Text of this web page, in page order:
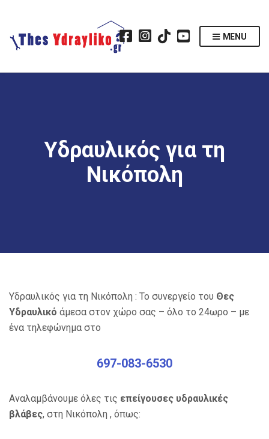
MENU
Υδραυλικός για τη
Νικόπολη
Υδραυλικός για τη Νικόπολη : Το συνεργείο του Θες
Υδραυλικό άμεσα στον χώρο σας – όλο το 24ωρο – με
ένα τηλεφώνημα στο
697-083-6530
Αναλαμβάνουμε όλες τις επείγουσες υδραυλικές
βλάβες, στη Νικόπολη , όπως: